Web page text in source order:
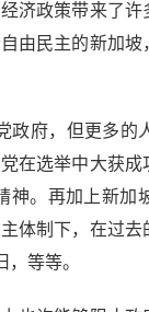
政策带来了许
由民主的新加
府，但更多的
在选举中大获
。再加上新加
体制下，在过
等等。